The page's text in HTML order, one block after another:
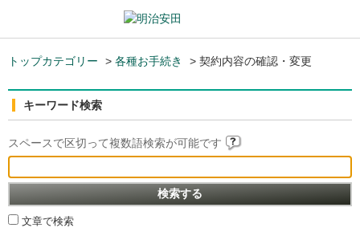
トップカテゴリー > 各種お手続き > 契約内容の確認・変更
キーワード検索
スペースで区切って複数語検索が可能です
文章で検索